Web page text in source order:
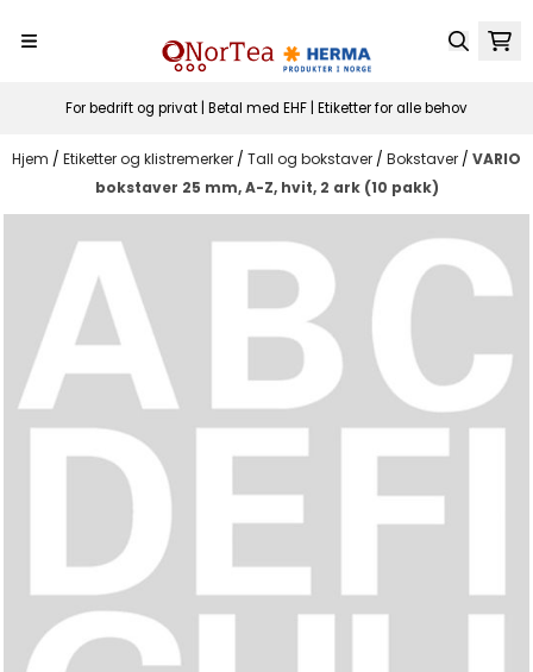
For bedrift og privat | Betal med EHF | Etiketter for alle behov
Hjem / Etiketter og klistremerker / Tall og bokstaver / Bokstaver / VARIO
bokstaver 25 mm, A-Z, hvit, 2 ark (10 pakk)